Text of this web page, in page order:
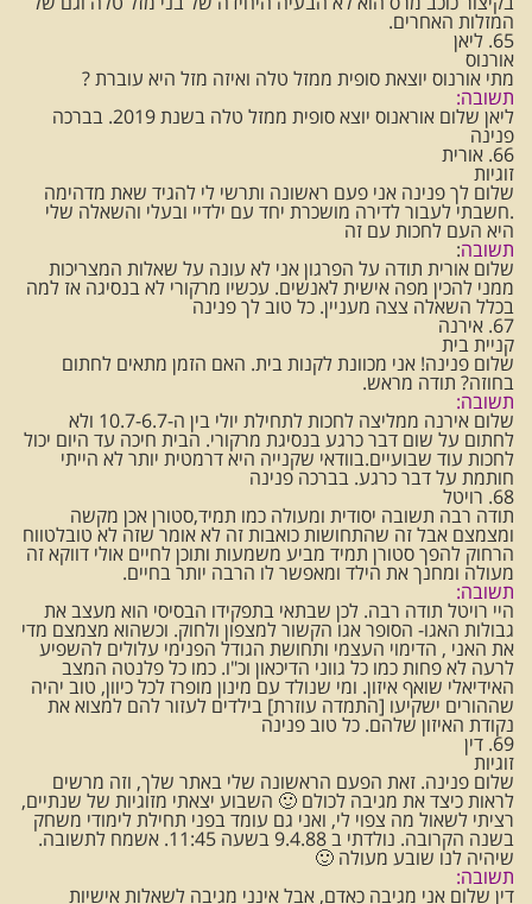
המזלות האחרים.
65. ליאן
אורנוס
מתי אורנוס יוצאת סופית ממזל טלה ואיזה מזל היא עוברת ?
תשובה:
ליאן שלום אוראנוס יוצא סופית ממזל טלה בשנת 2019. בברכה
פנינה
66. אורית
זוגיות
שלום לך פנינה אני פעם ראשונה ותרשי לי להגיד שאת מדהימה
.חשבתי לעבור לדירה מושכרת יחד עם ילדיי ובעלי והשאלה שלי
היא העם לחכות עם זה
תשובה:
שלום אורית תודה על הפרגון אני לא עונה על שאלות המצריכות
ממני להכין מפה אישית לאנשים. עכשיו מרקורי לא בנסיגה אז למה
בכלל השאלה צצה מעניין. כל טוב לך פנינה
67. אירנה
קניית בית
שלום פנינה! אני מכוונת לקנות בית. האם הזמן מתאים לחתום
בחוזה? תודה מראש.
תשובה:
שלום אירנה ממליצה לחכות לתחילת יולי בין ה-10.7-6.7 ולא
לחתום על שום דבר כרגע בנסיגת מרקורי. הבית חיכה עד היום יכול
לחכות עוד שבועיים.בוודאי שקנייה היא דרמטית יותר לא הייתי
חותמת על דבר כרגע. בברכה פנינה
68. רויטל
תודה רבה תשובה יסודית ומעולה כמו תמיד,סטורן אכן מקשה
ומצמצם אבל זה שהתחושות כואבות זה לא אומר שזה לא טובלטווח
הרחוק להפך סטורן תמיד מביע משמעות ותוכן לחיים אולי דווקא זה
מעולה ומחנך את הילד ומאפשר לו הרבה יותר בחיים.
תשובה:
היי רויטל תודה רבה. לכן שבתאי בתפקידו הבסיסי הוא מעצב את
גבולות האגו- הסופר אגו הקשור למצפון ולחוק. וכשהוא מצמצם מדי
את האני , הדימוי העצמי ותחושת הגודל הפנימי עלולים להשפיע
לרעה לא פחות כמו כל גווני הדיכאון וכ"ו. כמו כל פלנטה המצב
האידיאלי שואף איזון. ומי שנולד עם מינון מופרז לכל כיוון, טוב יהיה
שההורים ישקיעו [התמדה עוזרת] בילדים לעזור להם למצוא את
נקודת האיזון שלהם. כל טוב פנינה
69. דין
זוגיות
שלום פנינה. זאת הפעם הראשונה שלי באתר שלך, וזה מרשים
לראות כיצד את מגיבה לכולם 🙂 השבוע יצאתי מזוגיות של שנתיים,
רציתי לשאול מה צפוי לי, ואני גם עומד בפני תחילת לימודי משחק
בשנה הקרובה. נולדתי ב 9.4.88 בשעה 11:45. אשמח לתשובה.
שיהיה לנו שובע מעולה 🙂
תשובה:
דין שלום אני מגיבה כאדם, אבל אינני מגיבה לשאלות אישיות